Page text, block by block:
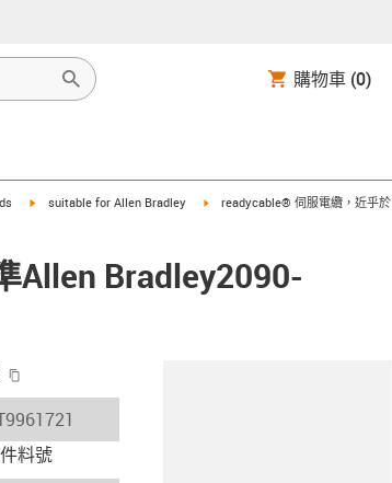
購物車 (0)
igus-icon-arrow-right
suitable for Allen Bradley igus-icon-arrow-right
readycable® 伺服電纜，近乎於
Allen Bradley2090-
lieferzeit
料號